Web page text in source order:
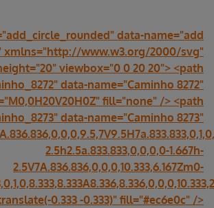
data-name="add
xmlns="http://www.w3.org/2000/svg"
viewbox="0 0 20 20"> <path
data-name="Caminho 8272"
fill="none" /> <path
data-name="Caminho 8273"
2.5h2.5a.833.833,0,0,0,0-1.667h-
2.5V7A.836.836,0,0,0,10.333,6.167Zm0-
0.333 -0.333)" fill="#ec6e0c" />